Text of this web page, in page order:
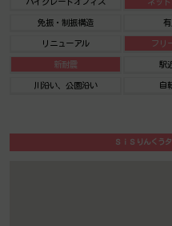
ハイグレードオフィス ネッ
免振・制振構造
リニューアル フリ
新耐震 駅
川沿い、公園沿い 自
ＳｉＳりんくう